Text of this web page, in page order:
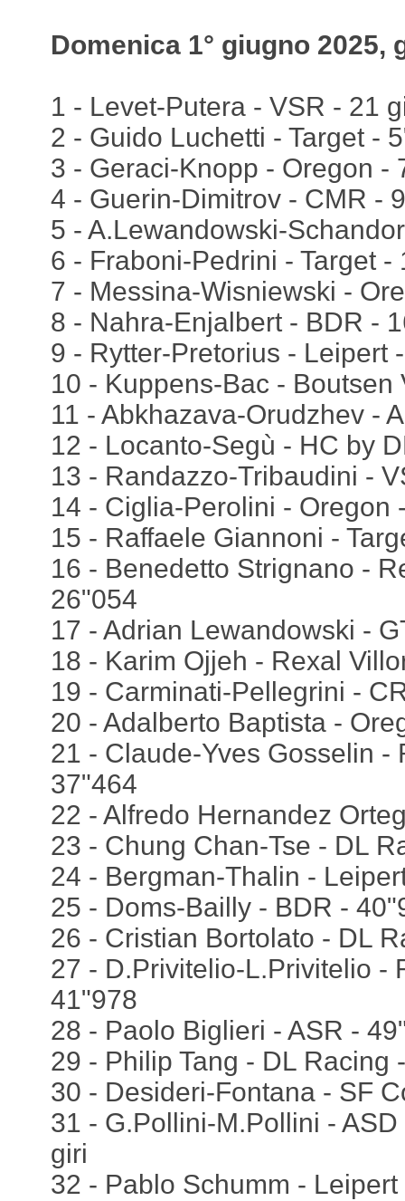
Domenica 1° giugno 2025,
1 - Levet-Putera - VSR - 21
2 - Guido Luchetti - Target -
3 - Geraci-Knopp - Oregon -
4 - Guerin-Dimitrov - CMR -
5 - A.Lewandowski-
6 - Fraboni-Pedrini - Target -
7 - Messina-Wisniewski -
8 - Nahra-Enjalbert - BDR -
9 - Rytter-Pretorius - Leipert
10 - Kuppens-Bac - Boutsen
11 - Abkhazava-Orudzhev -
12 - Locanto-Segù - HC by
13 - Randazzo-Tribaudini -
14 - Ciglia-Perolini - Oregon
15 - Raffaele Giannoni -
16 - Benedetto Strignano -
26"054
17 - Adrian Lewandowski -
18 - Karim Ojjeh - Rexal
19 - Carminati-Pellegrini -
20 - Adalberto Baptista -
21 - Claude-Yves Gosselin -
37"464
22 - Alfredo Hernandez
23 - Chung Chan-Tse - DL
24 - Bergman-Thalin -
25 - Doms-Bailly - BDR -
26 - Cristian Bortolato - DL
27 - D.Privitelio-L.Privitelio -
41"978
28 - Paolo Biglieri - ASR -
29 - Philip Tang - DL Racing
30 - Desideri-Fontana - SF
31 - G.Pollini-M.Pollini -
giri
32 - Pablo Schumm - Leipert